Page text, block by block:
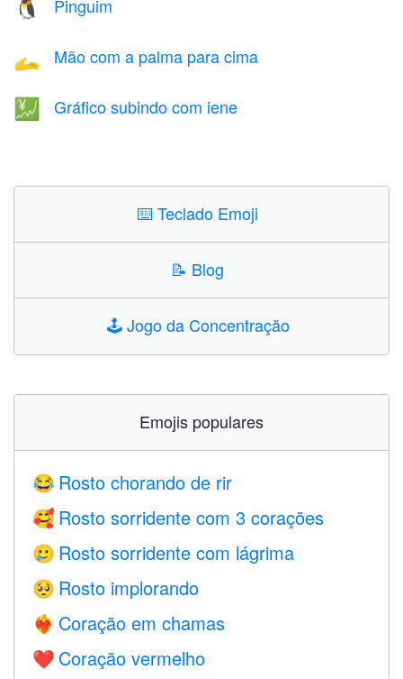
🐧 Pinguim
🫴 Mão com a palma para cima
💹 Gráfico subindo com iene
⌨️Teclado Emoji
📝 Blog
🕹️Jogo da Concentração
Emojis populares
😂 Rosto chorando de rir
🥰 Rosto sorridente com 3 corações
🥲 Rosto sorridente com lágrima
🥺 Rosto implorando
❤️‍🔥 Coração em chamas
❤️ Coração vermelho